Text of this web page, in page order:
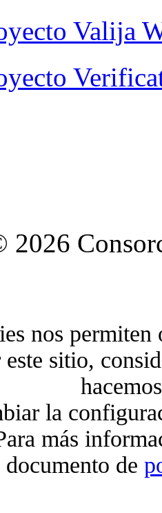
Valija
2026
nos permiten
sitio,
la
más
documento de